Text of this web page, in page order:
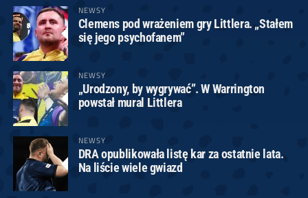
NEWSY
Clemens pod wrażeniem gry Littlera. „Stałem
się jego psychofanem”
NEWSY
„Urodzony, by wygrywać”. W Warrington
powstał mural Littlera
NEWSY
DRA opublikowała listę kar za ostatnie lata.
Na liście wiele gwiazd